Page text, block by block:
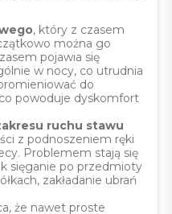
, który z czasem
można go
pojawia się
w nocy, co utrudnia
do
powoduje dyskomfort
ruchu stawu
z podnoszeniem ręki
Problemem stają się
sięganie po przedmioty
zakładanie ubrań
że nawet proste